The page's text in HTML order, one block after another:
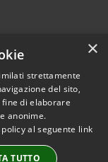
© 2026 • Comune di
• Powered by
Accesso
redazione
×
strettamente
del sito,
di elaborare
anonime.
al seguente link
TUTTO